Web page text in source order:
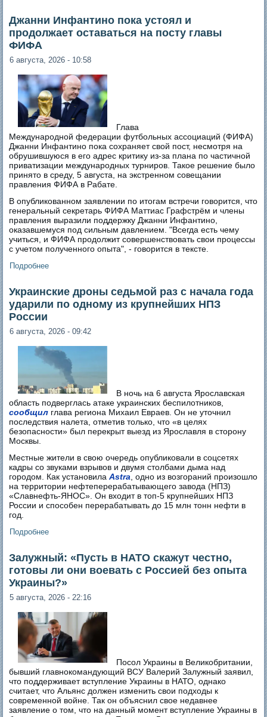
Джанни Инфантино пока устоял и
продолжает оставаться на посту главы
ФИФА
6 августа, 2026 - 10:58
Глава
Международной федерации футбольных ассоциаций (ФИФА)
Джанни Инфантино пока сохраняет свой пост, несмотря на
обрушившуюся в его адрес критику из-за плана по частичной
приватизации международных турниров. Такое решение было
принято в среду, 5 августа, на экстренном совещании
правления ФИФА в Рабате.
В опубликованном заявлении по итогам встречи говорится, что
генеральный секретарь ФИФА Маттиас Графстрём и члены
правления выразили поддержку Джанни Инфантино,
оказавшемуся под сильным давлением. "Всегда есть чему
учиться, и ФИФА продолжит совершенствовать свои процессы
с учетом полученного опыта", - говорится в тексте.
Подробнее
Украинские дроны седьмой раз с начала года
ударили по одному из крупнейших НПЗ
России
6 августа, 2026 - 09:42
В ночь на 6 августа Ярославская
область подверглась атаке украинских беспилотников,
сообщил глава региона Михаил Евраев. Он не уточнил
последствия налета, отметив только, что «в целях
безопасности» был перекрыт выезд из Ярославля в сторону
Москвы.
Местные жители в свою очередь опубликовали в соцсетях
кадры со звуками взрывов и двумя столбами дыма над
городом. Как установилаAstra , одно из возгораний произошло
на территории нефтеперерабатывающего завода (НПЗ)
«Славнефть-ЯНОС». Он входит в топ-5 крупнейших НПЗ
России и способен перерабатывать до 15 млн тонн нефти в
год.
Подробнее
Залужный: «Пусть в НАТО скажут честно,
готовы ли они воевать с Россией без опыта
Украины?»
5 августа, 2026 - 22:16
Посол Украины в Великобритании,
бывший главнокомандующий ВСУ Валерий Залужный заявил,
что поддерживает вступление Украины в НАТО, однако
считает, что Альянс должен изменить свои подходы к
современной войне. Так он объяснил свое недавнее
заявление о том, что на данный момент вступление Украины в